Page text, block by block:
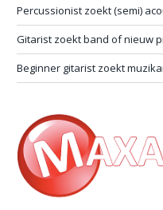
Percussionist zoekt (semi)
Gitarist zoekt band of nieuw
Beginner gitarist zoekt